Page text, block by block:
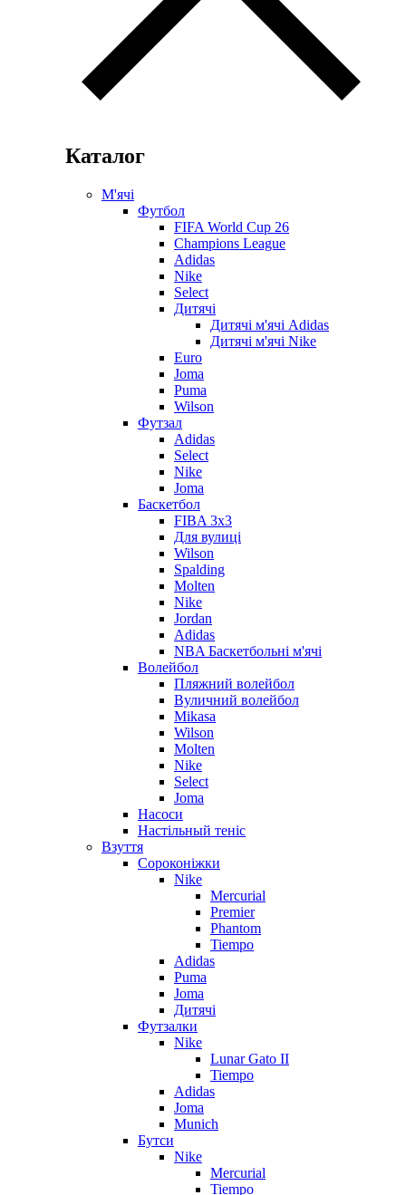
Каталог
М'ячі
Футбол
FIFA World Cup 26
Champions League
Adidas
Nike
Select
Дитячі
Дитячі м'ячі Adidas
Дитячі м'ячі Nike
Euro
Joma
Puma
Wilson
Футзал
Adidas
Select
Nike
Joma
Баскетбол
FIBA 3x3
Для вулиці
Wilson
Spalding
Molten
Nike
Jordan
Adidas
NBA Баскетбольні м'ячі
Волейбол
Пляжний волейбол
Вуличний волейбол
Mikasa
Wilson
Molten
Nike
Select
Joma
Насоси
Настільный теніс
Взуття
Сороконіжки
Nike
Mercurial
Premier
Phantom
Tiempo
Adidas
Puma
Joma
Дитячі
Футзалки
Nike
Lunar Gato II
Tiempo
Adidas
Joma
Munich
Бутси
Nike
Mercurial
Tiempo